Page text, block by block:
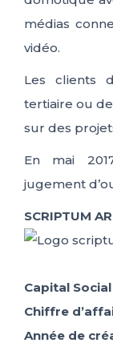
médias
vidéo.
Les clients
tertiaire ou
sur des
En mai
jugement
SCRIPTUM
Capital Social
Chiffre
Année de